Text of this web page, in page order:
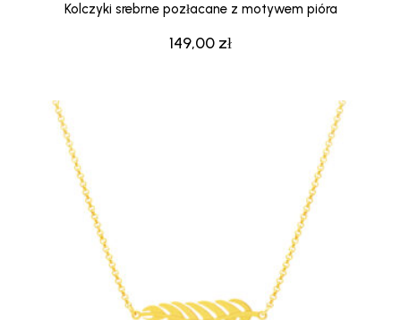
149,00 zł
Kolczyki srebrne pozłacane z motywem pióra